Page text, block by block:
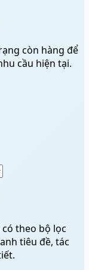
còn hàng để
cầu hiện tại.
theo bộ lọc
tiêu đề, tác